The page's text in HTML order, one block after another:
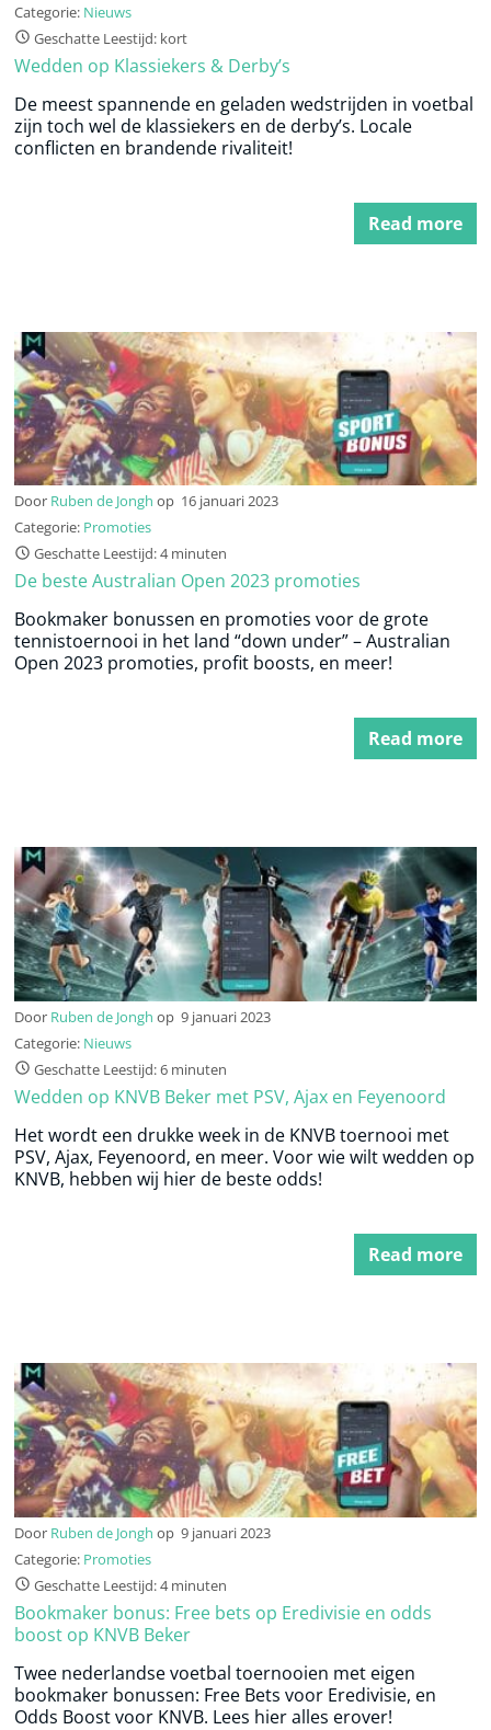
Categorie: Nieuws
Geschatte Leestijd: kort
Wedden op Klassiekers & Derby’s
De meest spannende en geladen wedstrijden in voetbal
zijn toch wel de klassiekers en de derby’s. Locale
conflicten en brandende rivaliteit!
Read more
Door Ruben de Jongh op 16 januari 2023
Categorie: Promoties
Geschatte Leestijd: 4 minuten
De beste Australian Open 2023 promoties
Bookmaker bonussen en promoties voor de grote
tennistoernooi in het land “down under” – Australian
Open 2023 promoties, profit boosts, en meer!
Read more
Door Ruben de Jongh op 9 januari 2023
Categorie: Nieuws
Geschatte Leestijd: 6 minuten
Wedden op KNVB Beker met PSV, Ajax en Feyenoord
Het wordt een drukke week in de KNVB toernooi met
PSV, Ajax, Feyenoord, en meer. Voor wie wilt wedden op
KNVB, hebben wij hier de beste odds!
Read more
Door Ruben de Jongh op 9 januari 2023
Categorie: Promoties
Geschatte Leestijd: 4 minuten
Bookmaker bonus: Free bets op Eredivisie en odds
boost op KNVB Beker
Twee nederlandse voetbal toernooien met eigen
bookmaker bonussen: Free Bets voor Eredivisie, en
Odds Boost voor KNVB. Lees hier alles erover!